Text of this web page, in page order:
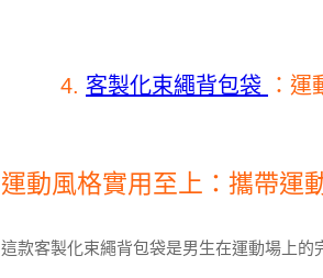
4. 客製化束繩背包袋 ：
運動風格實用至上：攜帶運
這款客製化束繩背包袋是男生在運動場上的